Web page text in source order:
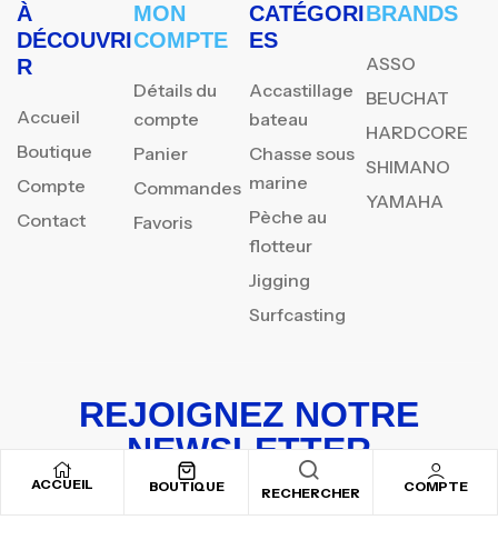
ACCUEIL BOUTIQUE RECHERCHER COMPTE
À
DÉCOUVRI
R
Accueil
Boutique
Compte
Contact
MON
COMPTE
Détails du
compte
Panier
Commandes
Favoris
CATÉGORI
ES
Accastillage
bateau
Chasse sous
marine
Pèche au
flotteur
Jigging
Surfcasting
BRANDS
ASSO
BEUCHAT
HARDCORE
SHIMANO
YAMAHA
REJOIGNEZ NOTRE
NEWSLETTER
Inscrivez-vous pour recevoir nos offres spéciales